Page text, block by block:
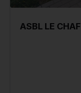
ASBL LE CHAF